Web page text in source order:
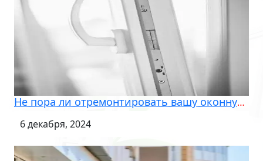
Не пора ли отремонтировать вашу оконную фурнитуру?
6 декабря, 2024